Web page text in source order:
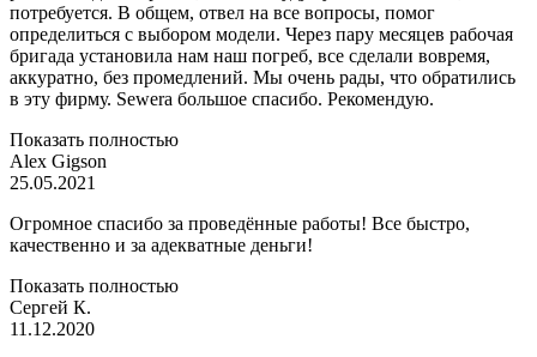
потребуется. В общем, отвел на все вопросы, помог
определиться с выбором модели. Через пару месяцев рабочая
бригада установила нам наш погреб, все сделали вовремя,
аккуратно, без промедлений. Мы очень рады, что обратились
в эту фирму. Sewera большое спасибо. Рекомендую.
Показать полностью
Alex Gigson
25.05.2021
Огромное спасибо за проведённые работы! Все быстро,
качественно и за адекватные деньги!
Показать полностью
Сергей К.
11.12.2020